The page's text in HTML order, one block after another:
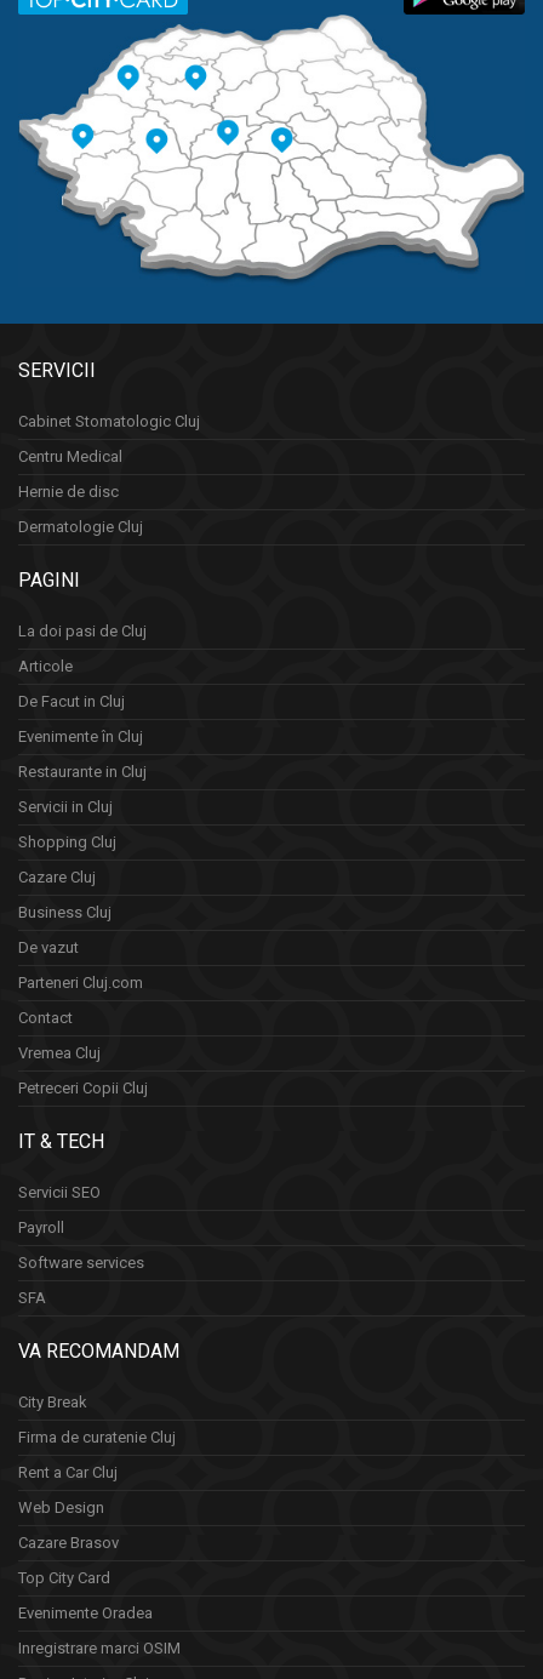
SERVICII
Cabinet Stomatologic Cluj
Centru Medical
Hernie de disc
Dermatologie Cluj
PAGINI
La doi pasi de Cluj
Articole
De Facut in Cluj
Evenimente în Cluj
Restaurante in Cluj
Servicii in Cluj
Shopping Cluj
Cazare Cluj
Business Cluj
De vazut
Parteneri Cluj.com
Contact
Vremea Cluj
Petreceri Copii Cluj
IT & TECH
Servicii SEO
Payroll
Software services
SFA
VA RECOMANDAM
City Break
Firma de curatenie Cluj
Rent a Car Cluj
Web Design
Cazare Brasov
Top City Card
Evenimente Oradea
Inregistrare marci OSIM